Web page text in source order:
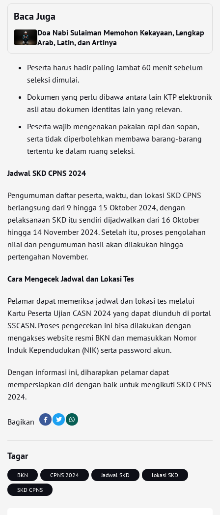
Baca Juga
Doa Nabi Sulaiman Memohon Kekayaan, Lengkap
Arab, Latin, dan Artinya
Peserta harus hadir paling lambat 60 menit sebelum
seleksi dimulai.
Dokumen yang perlu dibawa antara lain KTP elektronik
asli atau dokumen identitas lain yang relevan.
Peserta wajib mengenakan pakaian rapi dan sopan,
serta tidak diperbolehkan membawa barang-barang
tertentu ke dalam ruang seleksi.
Jadwal SKD CPNS 2024
Pengumuman daftar peserta, waktu, dan lokasi SKD CPNS
berlangsung dari 9 hingga 15 Oktober 2024, dengan
pelaksanaan SKD itu sendiri dijadwalkan dari 16 Oktober
hingga 14 November 2024. Setelah itu, proses pengolahan
nilai dan pengumuman hasil akan dilakukan hingga
pertengahan November.
Cara Mengecek Jadwal dan Lokasi Tes
Pelamar dapat memeriksa jadwal dan lokasi tes melalui
Kartu Peserta Ujian CASN 2024 yang dapat diunduh di portal
SSCASN. Proses pengecekan ini bisa dilakukan dengan
mengakses website resmi BKN dan memasukkan Nomor
Induk Kependudukan (NIK) serta password akun.
Dengan informasi ini, diharapkan pelamar dapat
mempersiapkan diri dengan baik untuk mengikuti SKD CPNS
2024.
Bagikan
Tagar
BKN CPNS 2024 Jadwal SKD
lokasi SKD
SKD CPNS